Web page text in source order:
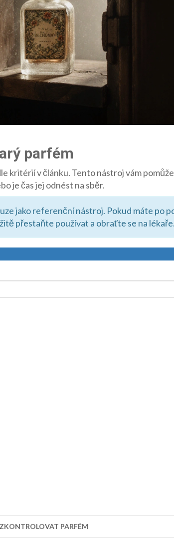
parfém
kritérií v článku. Tento nástroj vám
je čas jej odnést na sběr.
jako referenční nástroj. Pokud máte po
přestaňte používat a obraťte se na lékaře.
ZKONTROLOVAT PARFÉM